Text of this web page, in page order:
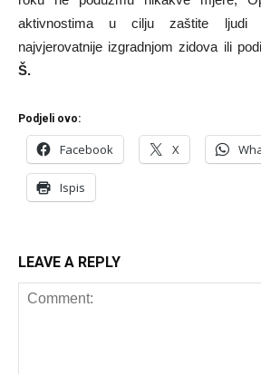
aktivnostima u cilju zaštite ljudi
najvjerovatnije izgradnjom zidova ili
Š.
Podjeli ovo:
Facebook X
Ispis
LEAVE A REPLY